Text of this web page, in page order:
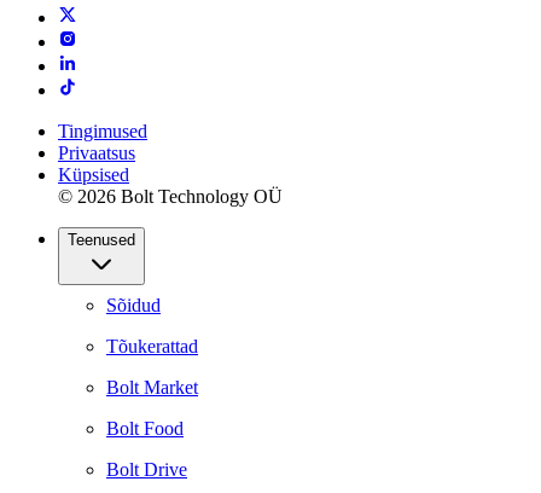
Tingimused
Privaatsus
Küpsised
© 2026 Bolt Technology OÜ
Teenused
Sõidud
Tõukerattad
Bolt Market
Bolt Food
Bolt Drive